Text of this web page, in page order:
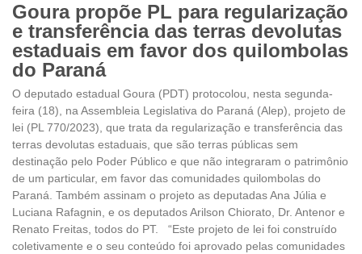
Goura propõe PL para regularização
e transferência das terras devolutas
estaduais em favor dos quilombolas
do Paraná
O deputado estadual Goura (PDT) protocolou, nesta segunda-
feira (18), na Assembleia Legislativa do Paraná (Alep), projeto de
lei (PL 770/2023), que trata da regularização e transferência das
terras devolutas estaduais, que são terras públicas sem
destinação pelo Poder Público e que não integraram o patrimônio
de um particular, em favor das comunidades quilombolas do
Paraná. Também assinam o projeto as deputadas Ana Júlia e
Luciana Rafagnin, e os deputados Arilson Chiorato, Dr. Antenor e
Renato Freitas, todos do PT. “Este projeto de lei foi construído
coletivamente e o seu conteúdo foi aprovado pelas comunidades